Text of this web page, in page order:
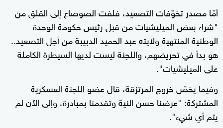
أمّا مصدر تخوّفات التصعيد، فلفت الصوصاع إلى القلق من
"شراء بعض الميليشيات من قبل رئيس حكومة الوحدة
الوطنية المنتهية ولايته عبد الحميد الدبيبة من أجل التصعيد..
هو بدأ في تحريضهم، واللجنة ليست لديها السيطرة الكاملة
على الميليشيات".
وفيما يخصّ خروج المرتزقة، قال عضو اللجنة العسكرية
المشتركة: "عرضنا حسن النية وتقدمنا بمبادرة، وإلى الآن لم
يتم أي شيء".